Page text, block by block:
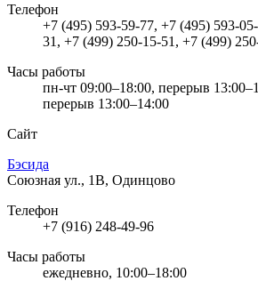
Телефон
+7 (495) 593-59-77, +7 (495) 593-
31, +7 (499) 250-15-51, +7 (499)
Часы работы
пн-чт 09:00–18:00, перерыв
перерыв 13:00–14:00
Сайт
Бэсида
Союзная ул., 1В, Одинцово
Телефон
+7 (916) 248-49-96
Часы работы
ежедневно, 10:00–18:00